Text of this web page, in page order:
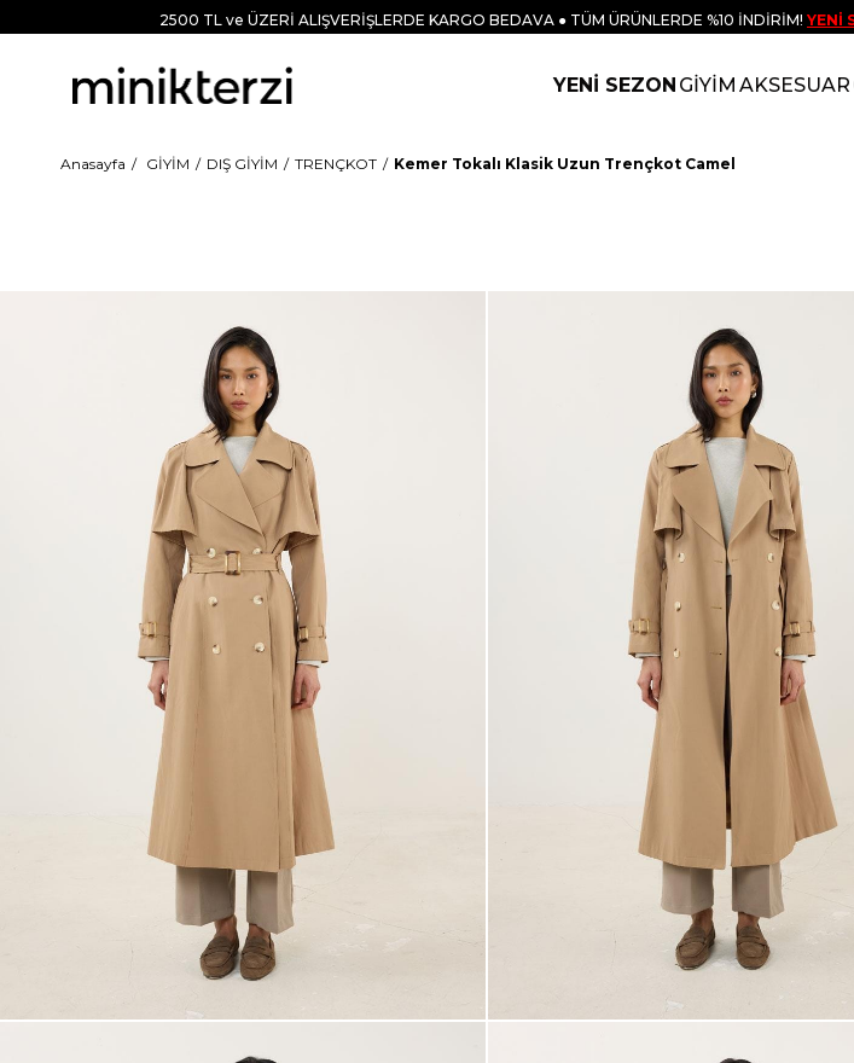
2500 TL ve ÜZERİ ALIŞVERİŞLERDE KARGO BEDAVA ● TÜM ÜRÜNLERDE %10 İNDİRİM! YENİ
YENİ SEZON GİYİM AKSESUAR
Anasayfa GİYİM DIŞ GİYİM TRENÇKOT
Kemer Tokalı Klasik Uzun Trençkot Camel